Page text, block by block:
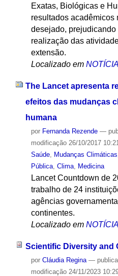
Exatas, Biológicas e
resultados acadêmicos
desejado,
realização das
extensão.
Localizado em
The Lancet apresenta
efeitos das mudanças
humana
por Fernanda Rezende —
modificação26/10/2017
Saúde, Mudanças Climáticas
Pública, Clima, Medicina
Lancet Countdown de
trabalho de 24
agências
continentes.
Localizado em
Scientific Diversity and
por Cláudia Regina —
modificação24/11/2023